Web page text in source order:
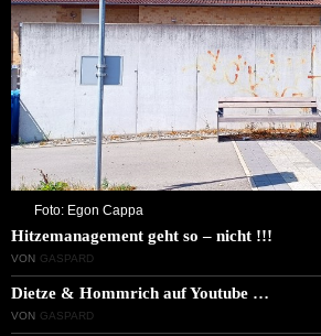
Foto: Egon Cappa
Hitzemanagement geht so – nicht !!!
VON GASPARD
Dietze & Hommrich auf Youtube …
VON GASPARD